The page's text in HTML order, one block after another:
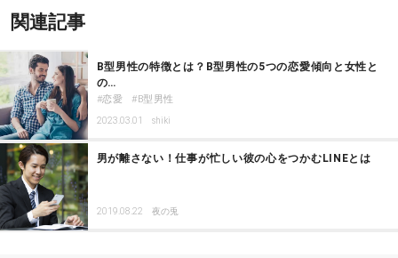
関連記事
B型男性の特徴とは？B型男性の5つの恋愛傾向と女性と
の…
恋愛 B型男性
2023.03.01 shiki
男が離さない！仕事が忙しい彼の心をつかむLINEとは
2019.08.22 夜の兎